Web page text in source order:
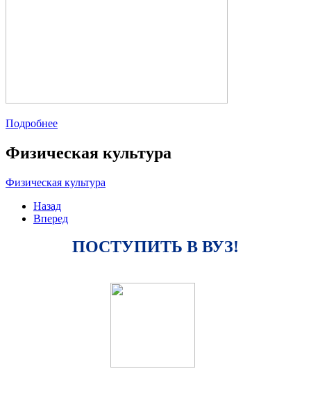
Подробнее
Физическая культура
Физическая культура
Назад
Вперед
ПОСТУПИТЬ В ВУЗ!